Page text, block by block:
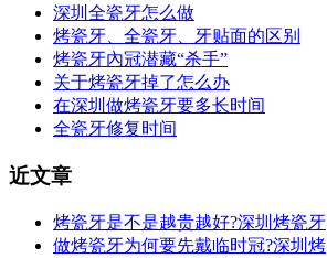
深圳全瓷牙怎么做
烤瓷牙、全瓷牙、牙贴面的区别
烤瓷牙內冠潜藏“杀手”
关于烤瓷牙掉了怎么办
在深圳做烤瓷牙要多长时间
全瓷牙修复时间
近文章
烤瓷牙是不是越贵越好?深圳烤瓷牙
做烤瓷牙为何要先戴临时冠?深圳烤